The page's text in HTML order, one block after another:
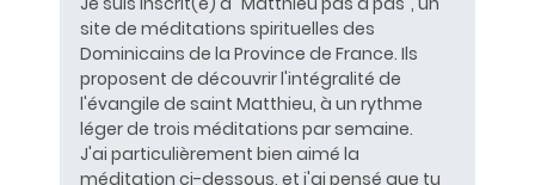
Chapitre 10
Chapitre 11